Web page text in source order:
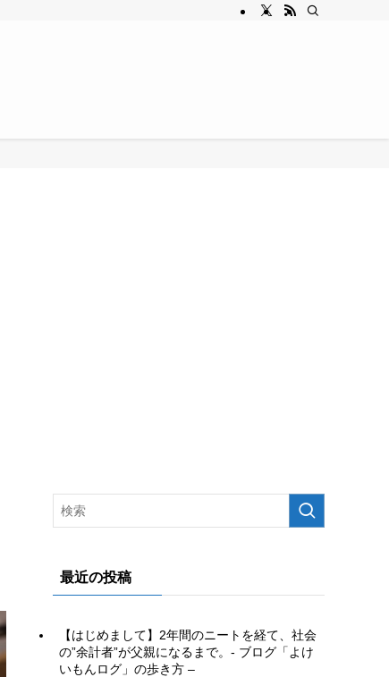
最近の投稿
【はじめまして】2年間のニートを経て、社会
の”余計者”が父親になるまで。- ブログ「よけ
いもんログ」の歩き方 –